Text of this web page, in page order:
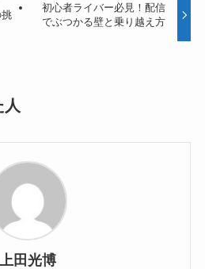
初心者ライバー必見！配信
でぶつかる壁と乗り越え方
上田光博